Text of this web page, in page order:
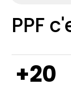
PPF
+20